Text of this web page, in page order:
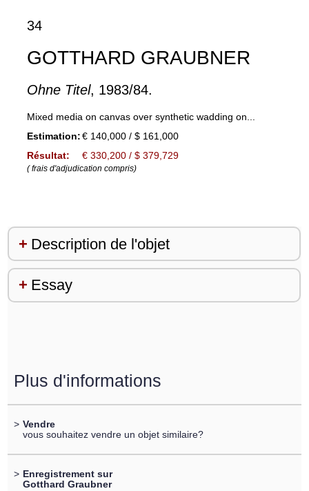
34
GOTTHARD GRAUBNER
Ohne Titel, 1983/84.
Mixed media on canvas over synthetic wadding on...
Estimation:€ 140,000 / $ 161,000
Résultat:
€ 330,200 / $ 379,729
( frais d'adjudication compris)
Description de l'objet
Essay
Plus d'informations
> Vendre
vous souhaitez vendre un objet similaire?
> Enregistrement sur
Gotthard Graubner